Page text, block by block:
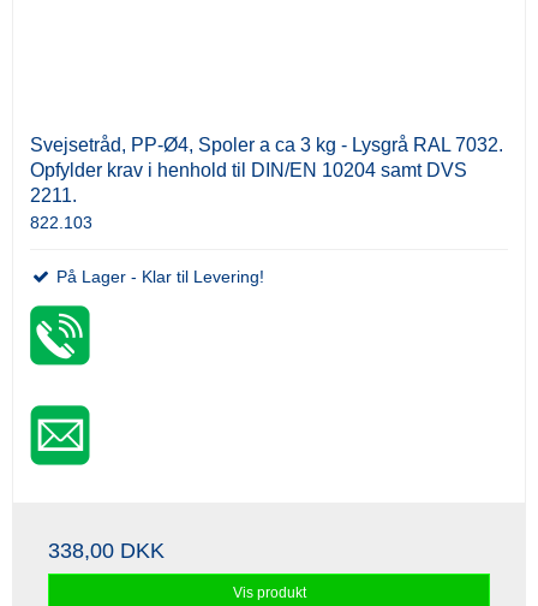
Svejsetråd, PP-Ø4, Spoler a ca 3 kg - Lysgrå RAL 7032.
Opfylder krav i henhold til DIN/EN 10204 samt DVS
2211.
822.103
På Lager - Klar til Levering!
338,00 DKK
Vis produkt